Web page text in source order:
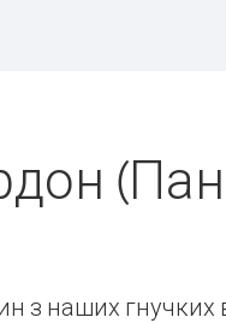
з наших гнучких